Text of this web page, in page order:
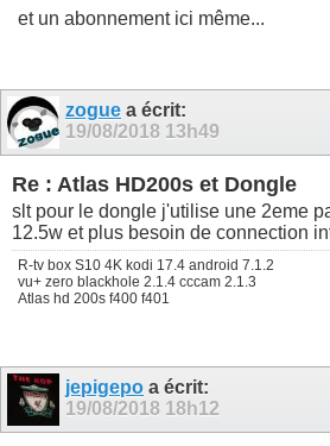
et un abonnement ici même...
zogue a écrit:
19/08/2018 13h49
Re : Atlas HD200s et Dongle
slt pour le dongle j'utilise une 2eme
12.5w et plus besoin de connection
R-tv box S10 4K kodi 17.4 android 7.1.2
vu+ zero blackhole 2.1.4 cccam 2.1.3
Atlas hd 200s f400 f401
jepigepo a écrit:
19/08/2018 18h12